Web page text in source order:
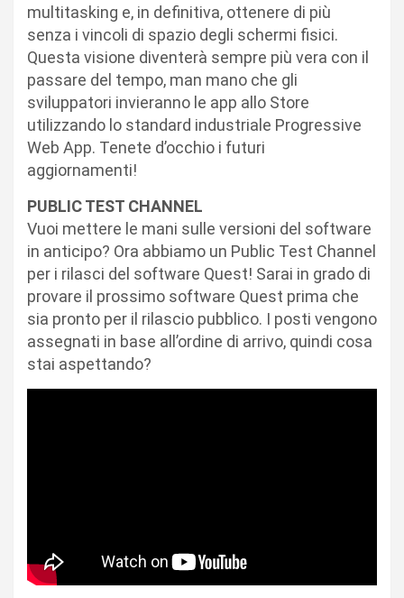
multitasking e, in definitiva, ottenere di più
senza i vincoli di spazio degli schermi fisici.
Questa visione diventerà sempre più vera con il
passare del tempo, man mano che gli
sviluppatori invieranno le app allo Store
utilizzando lo standard industriale Progressive
Web App. Tenete d’occhio i futuri
aggiornamenti!
PUBLIC TEST CHANNEL
Vuoi mettere le mani sulle versioni del software
in anticipo? Ora abbiamo un Public Test Channel
per i rilasci del software Quest! Sarai in grado di
provare il prossimo software Quest prima che
sia pronto per il rilascio pubblico. I posti vengono
assegnati in base all’ordine di arrivo, quindi cosa
stai aspettando?